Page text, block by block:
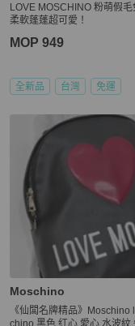
LOVE MOSCHINO 粉萌假毛
柔軟蓬蓬超可愛！
MOP 949
全新品 台灣 免運
Moschino
《仙闆名牌精品》Moschino
chino 黑色 红心 愛心 水波紋